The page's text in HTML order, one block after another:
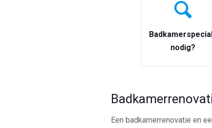
nodig?
Een badkamerrenovatie en